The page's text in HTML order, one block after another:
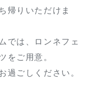
帰りいただけま
では、ロンネフェ
をご用意。
過ごしください。